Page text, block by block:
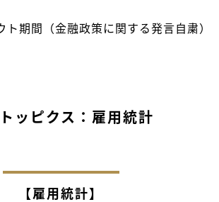
ト期間（金融政策に関する発言自粛）
ッピクス：雇用統計
【雇用統計】